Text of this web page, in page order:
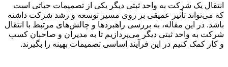
انتقال یک شرکت به واحد ثبتی دیگر یکی از تصمیمات حیاتی است
که می‌تواند تأثیر عمیقی بر روی مسیر توسعه و رشد شرکت داشته
باشد. در این مقاله، به بررسی راهبردها و چالش‌های مرتبط با انتقال
شرکت به واحد ثبتی دیگر می‌پردازیم تا به مدیران و صاحبان کسب
و کار کمک کنیم در این فرآیند اساسی تصمیمات بهینه را بگیرند.